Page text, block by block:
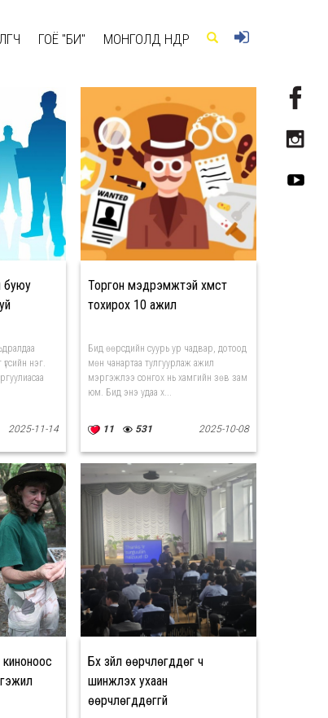
ГОЁ "БИ" МОНГОЛД ӨНӨӨДӨР
буюу
нэг.
2025-11-14
Торгон мэдрэмжтэй хүмүүст
тохирох 10 ажил
Бид өөрсдийн суурь ур чадвар, дотоод
мөн чанартаа тулгуурлаж ажил
мэргэжлээ сонгох нь хамгийн зөв зам
юм. Бид энэ удаа х...
11 531 2025-10-08
Бүх зүйл өөрчлөгддөг ч
шинжлэх ухаан
өөрчлөгддөггүй